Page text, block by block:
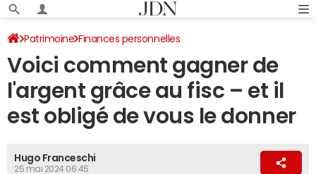
Patrimoine Finances personnelles
Voici comment gagner de
l'argent grâce au fisc – et il
est obligé de vous le donner
Hugo Franceschi
25 mai 2024 06:45